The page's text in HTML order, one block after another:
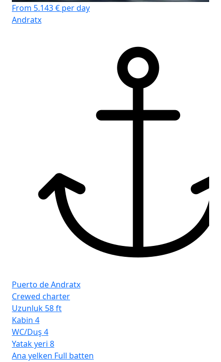
From 5.143 € per day
Andratx
Puerto de Andratx
Crewed charter
Uzunluk 58 ft
Kabin 4
WC/Duş 4
Yatak yeri 8
Ana yelken Full batten